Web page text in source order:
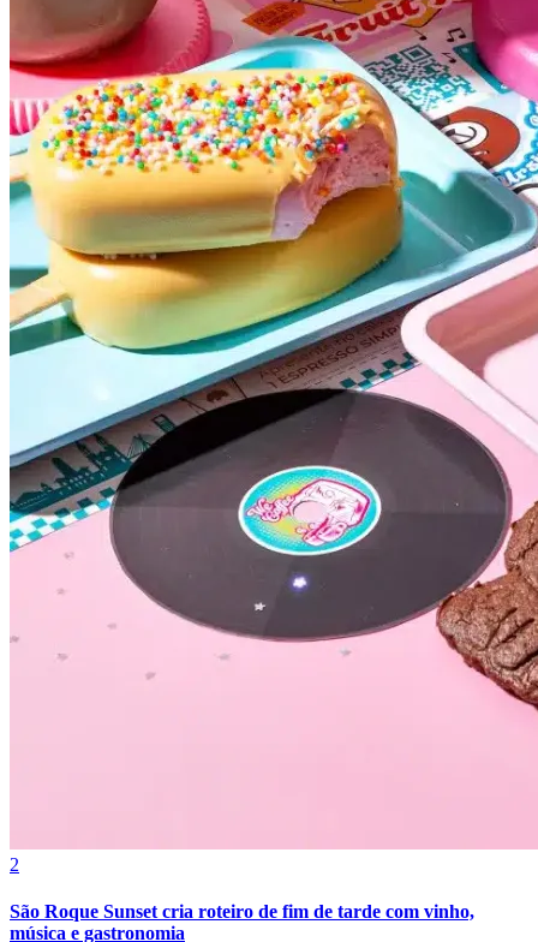
Fortaleza
2
São Roque Sunset cria roteiro de fim de tarde com vinho,
música e gastronomia